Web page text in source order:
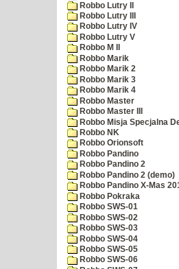
Robbo Lutry II
Robbo Lutry III
Robbo Lutry IV
Robbo Lutry V
Robbo M II
Robbo Marik
Robbo Marik 2
Robbo Marik 3
Robbo Marik 4
Robbo Master
Robbo Master III
Robbo Misja Specjalna
Robbo NK
Robbo Orionsoft
Robbo Pandino
Robbo Pandino 2
Robbo Pandino 2 (demo)
Robbo Pandino X-Mas
Robbo Pokraka
Robbo SWS-01
Robbo SWS-02
Robbo SWS-03
Robbo SWS-04
Robbo SWS-05
Robbo SWS-06